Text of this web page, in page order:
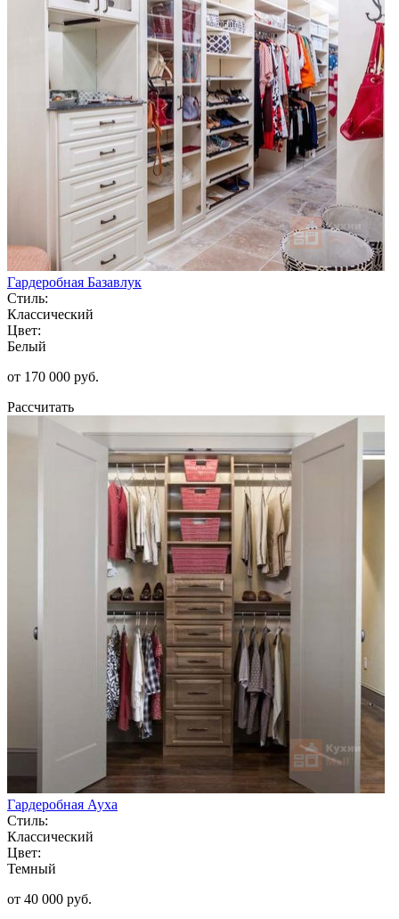
Гардеробная Базавлук
Стиль:
Классический
Цвет:
Белый
от 170 000 руб.
Рассчитать
Гардеробная Ауха
Стиль:
Классический
Цвет:
Темный
от 40 000 руб.